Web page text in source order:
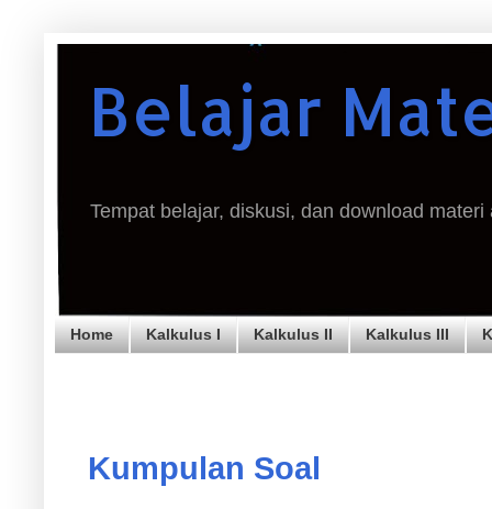
Belajar
Tempat belajar, diskusi, dan download
Home Kalkulus I Kalkulus II Kalkulus III
Kumpulan Soal